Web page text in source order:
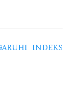
INDEKS